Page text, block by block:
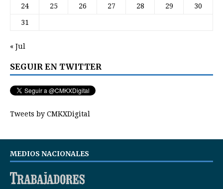
24 25 26 27 28 29 30
31
« Jul
SEGUIR EN TWITTER
Tweets by CMKXDigital
MEDIOS NACIONALES